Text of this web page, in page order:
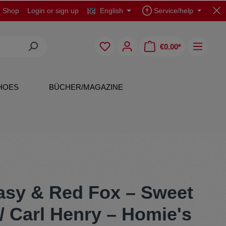
Shop Login or sign up English Service/help
€0.00*
BÜCHER/MAGAZINE
CDs
Originals
Polo Shirts
Skirts
& Red Fox – Sweet
Carl Henry – Homie's